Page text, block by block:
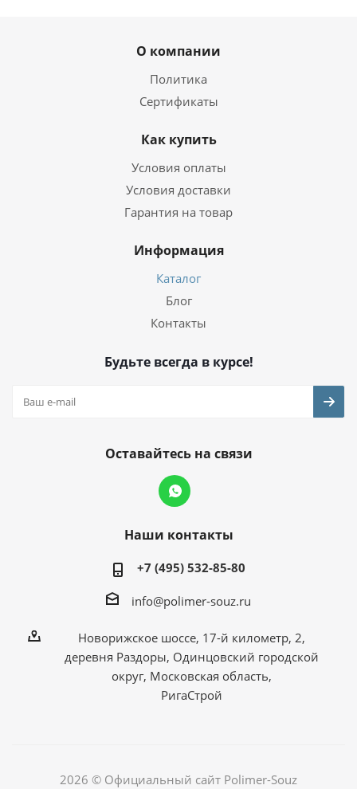
О компании
Политика
Сертификаты
Как купить
Условия оплаты
Условия доставки
Гарантия на товар
Информация
Каталог
Блог
Контакты
Будьте всегда в курсе!
Оставайтесь на связи
Наши контакты
+7 (495) 532-85-80
info@polimer-souz.ru
Новорижское шоссе, 17-й километр, 2,
деревня Раздоры, Одинцовский городской
округ, Московская область,
РигаСтрой
2026 © Официальный сайт Polimer-Souz